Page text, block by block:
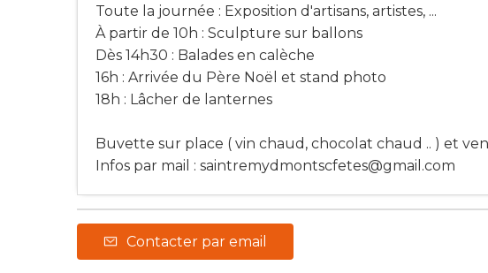
Toute la journée : Exposition d'artisans, artistes, ...
À partir de 10h : Sculpture sur ballons
Dès 14h30 : Balades en calèche
16h : Arrivée du Père Noël et stand photo
18h : Lâcher de lanternes
Buvette sur place ( vin chaud, chocolat chaud .. ) et
Infos par mail : saintremydmontscfetes@gmail.com
Contacter par email